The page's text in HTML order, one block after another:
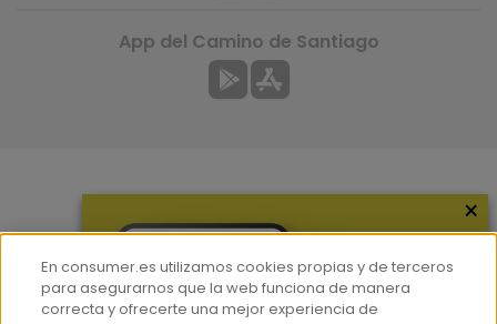
Hemeroteca
App del Camino de Santiago
×
En consumer.es utilizamos cookies propias y de terceros
para asegurarnos que la web funciona de manera
correcta y ofrecerte una mejor experiencia de